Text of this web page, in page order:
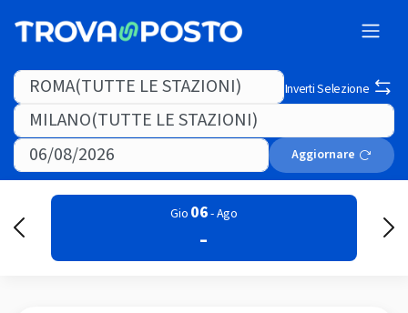
Inverti Selezione
Aggiornare
Gio 06- Ago
-